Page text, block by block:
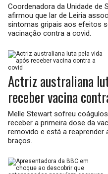
Coordenadora da Unidade de
afirmou que lar de Leiria
sintomas gripais aos efeitos
vacinação contra a covid.
Actriz australiana
receber vacina
Melle Stewart sofreu
receber a primeira dose da
removido e está a reaprender
braços.